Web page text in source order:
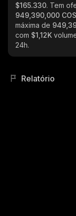
$165.330. Tem
949,390,000
máxima de
com $1,12K
24h.
Relatório